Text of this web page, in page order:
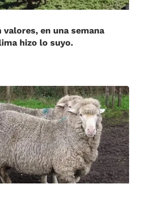
valores, en una semana
hizo lo suyo.